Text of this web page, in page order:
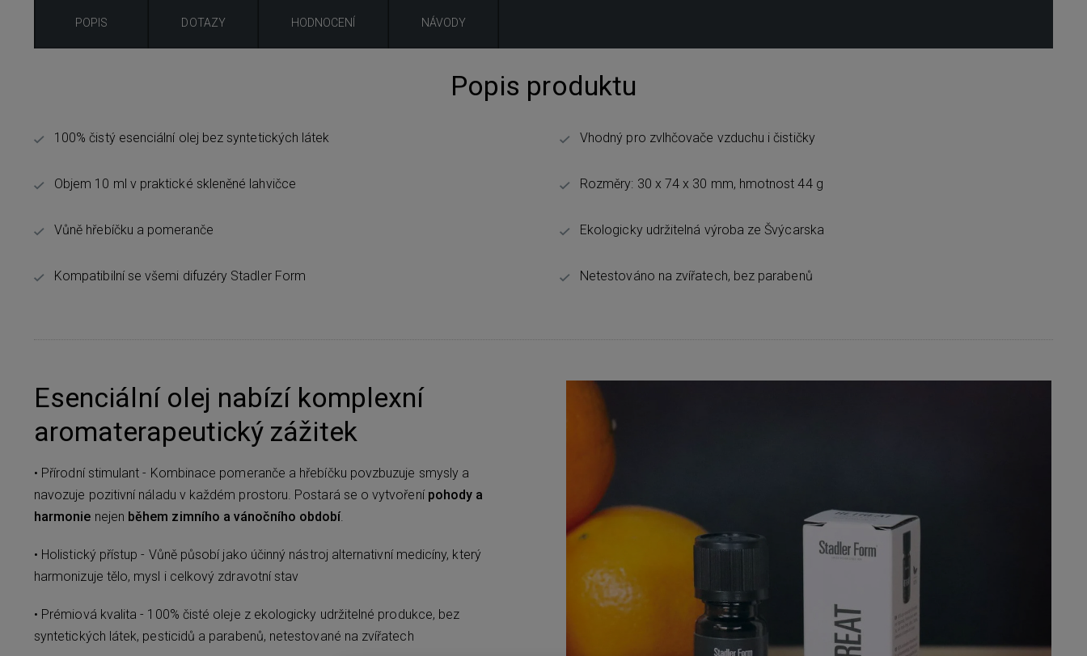
POPIS DOTAZY HODNOCENÍ NÁVODY
Popis produktu
100% čistý esenciální olej bez syntetických látek
Objem 10 ml v praktické skleněné lahvičce
Vůně hřebíčku a pomeranče
Kompatibilní se všemi difuzéry Stadler Form
Vhodný pro zvlhčovače vzduchu i čističky
Rozměry: 30 x 74 x 30 mm, hmotnost 44 g
Ekologicky udržitelná výroba ze Švýcarska
Netestováno na zvířatech, bez parabenů
Esenciální olej nabízí komplexní
aromaterapeutický zážitek
• Přírodní stimulant - Kombinace pomeranče a hřebíčku povzbuzuje smysly a
navozuje pozitivní náladu v každém prostoru. Postará se o vytvoření pohody a
harmonie nejen během zimního a vánočního období.
• Holistický přístup - Vůně působí jako účinný nástroj alternativní medicíny, který
harmonizuje tělo, mysl i celkový zdravotní stav
• Prémiová kvalita - 100% čisté oleje z ekologicky udržitelné produkce, bez
syntetických látek, pesticidů a parabenů, netestované na zvířatech